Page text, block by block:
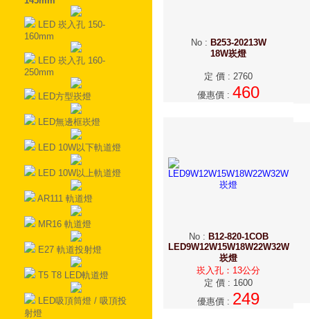
LED 崁入孔 150-
160mm
LED 崁入孔 160-
250mm
LED方型崁燈
LED無邊框崁燈
LED 10W以下軌道燈
LED 10W以上軌道燈
AR111 軌道燈
MR16 軌道燈
E27 軌道投射燈
T5 T8 LED軌道燈
LED吸頂筒燈 / 吸頂投
射燈
No: B253-20213W
18W崁燈
定 價 : 2760
優惠價 : 460
No: B12-820-1COB
LED9W12W15W18W22W32W
崁燈
崁入孔：13公分
定 價 : 1600
優惠價 : 249